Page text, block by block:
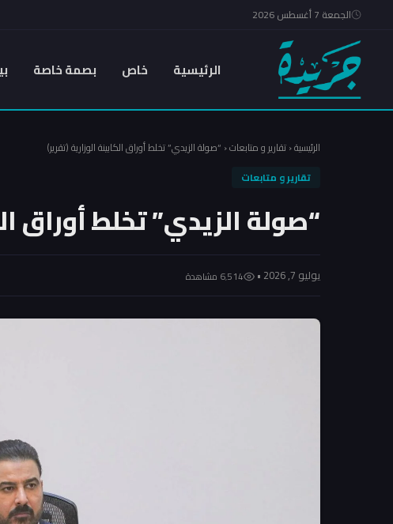
الجمعة 7 أغسطس 2026
الرئيسية خاص بصمة خاصة
الرئيسية‹تقارير و متابعات‹ “صولة الزيدي” تخلط أوراق الكابينة الوزارية (تقرير)
تقارير و متابعات
“صولة الزيدي” تخلط أوراق
يوليو 7, 2026 • 6٬514 مشاهدة